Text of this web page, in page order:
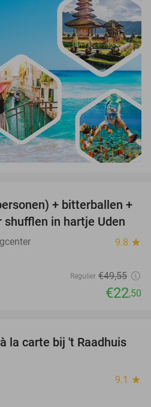
55%
+ bitterballen +
in hartje Uden
9.8 star
Regulier €49,55
€22,50
29%
la carte bij 't Raadhuis
9.1 star